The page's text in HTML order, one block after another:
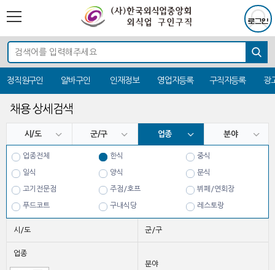
정직원구인 알바구인 인재정보 영업자등록 구직자등록 광
채용 상세검색
시/도 군/구 업종 분야
업종전체 한식 중식
일식 양식 분식
고기전문점 주점/호프 뷔페/연회장
푸드코트 구내식당 레스토랑
시/도
군/구
업종
분야